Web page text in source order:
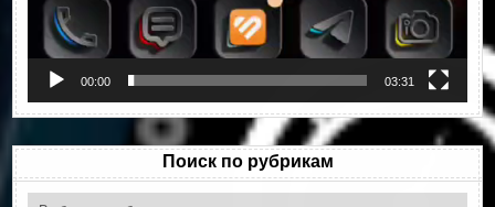
00:00 03:31
Поиск по рубрикам